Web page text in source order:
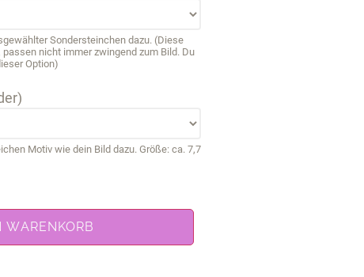
Sondersteinchen dazu. (Diese
nicht immer zwingend zum Bild. Du
Option)
Motiv wie dein Bild dazu. Größe: ca. 7,7
WARENKORB